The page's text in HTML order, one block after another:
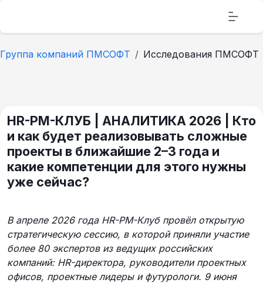
Группа компаний ПМСОФТ Исследования ПМСОФТ
HR-PM-КЛУБ | АНАЛИТИКА 2026 | Кто
и как будет реализовывать сложные
проекты в ближайшие 2–3 года и
какие компетенции для этого нужны
уже сейчас?
В апреле 2026 года HR-PM-Клуб провёл открытую
стратегическую сессию, в которой приняли участие
более 80 экспертов из ведущих российских
компаний: HR-директора, руководители проектных
офисов, проектные лидеры и футурологи. 9 июня